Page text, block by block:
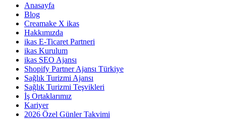
Anasayfa
Blog
Creamake X ikas
Hakkımızda
ikas E-Ticaret Partneri
ikas Kurulum
ikas SEO Ajansı
Shopify Partner Ajansı Türkiye
Sağlık Turizmi Ajansı
Sağlık Turizmi Teşvikleri
İş Ortaklarımız
Kariyer
2026 Özel Günler Takvimi